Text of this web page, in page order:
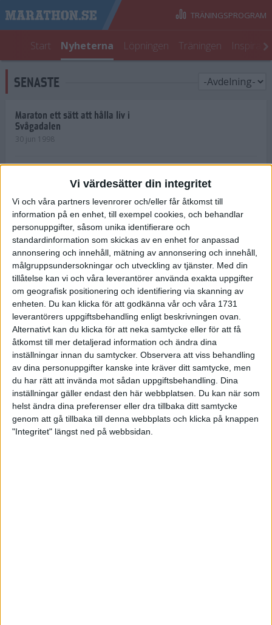
Vi värdesätter din integritet
Vi och våra partners levenrorer och/eller får åtkomst till
information på en enhet, till exempel cookies, och behandlar
personuppgifter, såsom unika identifierare och
standardinformation som skickas av en enhet for anpassad
annonsering och innehåll, mätning av annonsering och innehåll,
målgruppsundersokningar och utveckling av tjänster. Med din
tillåtelse kan vi och våra leverantörer använda exakta uppgifter
om geografisk positionering och identifiering via skanning av
enheten. Du kan klicka för att godkänna vår och våra 1731
leverantörers uppgiftsbehandling enligt beskrivningen ovan.
Alternativt kan du klicka för att neka samtycke eller för att få
åtkomst till mer detaljerad information och ändra dina
inställningar innan du samtycker. Observera att viss behandling
av dina personuppgifter kanske inte kräver ditt samtycke, men
du har rätt att invända mot sådan uppgiftsbehandling. Dina
inställningar gäller endast den här webbplatsen. Du kan när som
helst ändra dina preferenser eller dra tillbaka ditt samtycke
genom att gå tillbaka till denna webbplats och klicka på knappen
"Integritet" längst ned på webbsidan.
Start Nyheterna Löpningen Träningen
TRÄNINGSPROGRAM
SENASTE
Maraton ett sätt att hålla liv i
Svågadalen
30 jun 1998
Norrlänningar firade semester i
Strängnäs
28 jun 1998
Maratonlöparna bäst i Trosa
I år fick Andervang kransen
27 jun 1998
Intresset ökar för Lidingöloppet
26 jun 1998
Värmemara
väntarvärldsmästaraspiranter
24 jun 1998